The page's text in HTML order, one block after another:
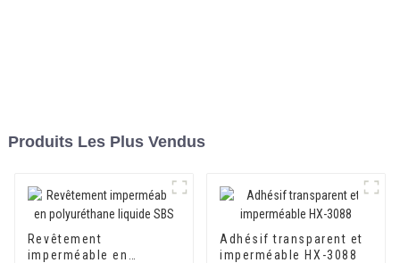
Produits Les Plus Vendus
Revêtement
imperméable en
Adhésif transparent et
imperméable HX-3088